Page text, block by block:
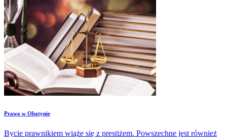
Prawo w Olsztynie
Bycie prawnikiem wiąże się z prestiżem. Powszechne jest również